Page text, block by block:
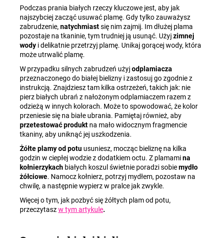
Podczas prania białych rzeczy kluczowe jest, aby jak
najszybciej zacząć usuwać plamę. Gdy tylko zauważysz
zabrudzenie, natychmiastsię nim zajmij. Im dłużej plama
pozostaje na tkaninie, tym trudniej ją usunąć. Użyjzimnej
wody i delikatnie przetrzyj plamę. Unikaj gorącej wody, która
może utrwalić plamę.
W przypadku silnych zabrudzeń użyjodplamiacza
przeznaczonego do białej bielizny i zastosuj go zgodnie z
instrukcją. Znajdziesz tam kilka ostrzeżeń, takich jak: nie
pierz białych ubrań z nałożonym odplamiaczem razem z
odzieżą w innych kolorach. Może to spowodować, że kolor
przeniesie się na białe ubrania. Pamiętaj również, aby
przetestować produkt na mało widocznym fragmencie
tkaniny, aby uniknąć jej uszkodzenia.
Żółte plamy od potu usuniesz, mocząc bieliznę na kilka
godzin w ciepłej wodzie z dodatkiem octu. Z plamamina
kołnierzykach białych koszul świetnie poradzi sobiemydło
żółciowe. Namocz kołnierz, potrzyj mydłem, pozostaw na
chwilę, a następnie wypierz w pralce jak zwykle.
Więcej o tym, jak pozbyć się żółtych plam od potu,
przeczytaszw tym artykule.